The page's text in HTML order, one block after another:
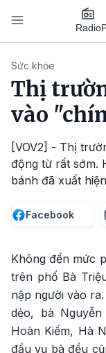
Nhảy đến nội dung
Radio
Sức khỏe
Thị
vào
[VOV2] - Thị
động từ rất sớm.
bánh đã xuất
Facebook
Không đến mức
trên phố Bà
nập người vào
dẻo, bà
Hoàn Kiếm, Hà
đầu vụ bà đều